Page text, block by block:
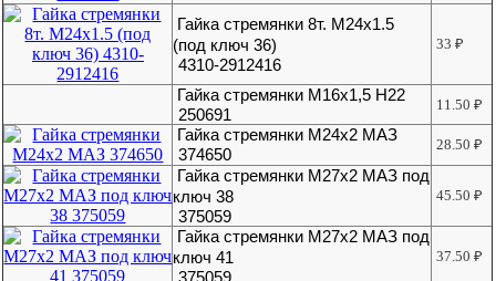
Гайка стремянки 8т. М24х1.5
(под ключ 36)
4310-2912416
33₽
Гайка стремянки М16х1,5 Н22
250691
11.50₽
Гайка стремянки М24х2 МАЗ
374650
28.50₽
Гайка стремянки М27х2 МАЗ под
ключ 38
375059
45.50₽
Гайка стремянки М27х2 МАЗ под
ключ 41
37.50₽